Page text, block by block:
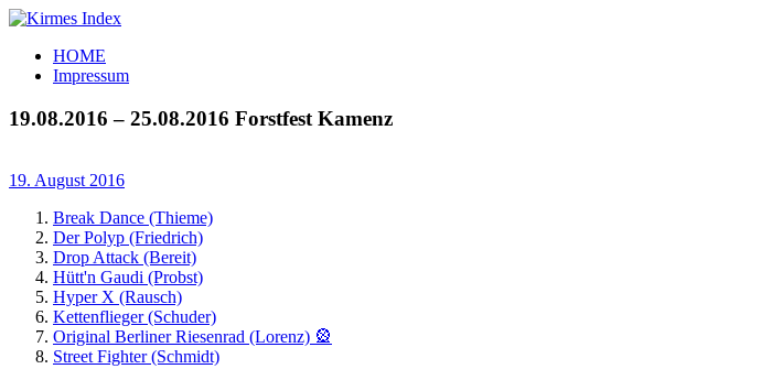
Zum
springen
Kirmes
Index
Tourpläne
der
HOME
Impressum
19.08.2016 – 25.08.2016 Forstfest Kamenz
19. August 2016
Break Dance (Thieme)
Der Polyp (Friedrich)
Drop Attack (Bereit)
Hütt'n Gaudi (Probst)
Hyper X (Rausch)
Kettenflieger (Schuder)
Original Berliner Riesenrad (Lorenz) 🎡
Street Fighter (Schmidt)